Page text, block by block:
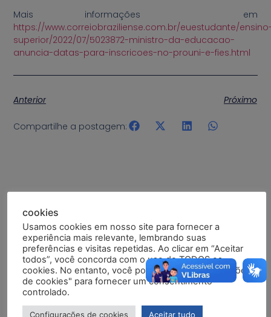
Mais informações em
https://www.correiobraziliense.com.br/euestudante/
superior/2022/07/5023872-ministro-da-educacao-
anuncia-datas-para-inscricoes-no-prouni-e-fies.html
Anterior Próximo
Compartilhe a postagem:
Postagens Relacionadas
cookies
Usamos cookies em nosso site para fornecer a
experiência mais relevante, lembrando suas
preferências e visitas repetidas. Ao clicar em “Aceitar
todos”, você concorda com o uso de TODOS os
cookies. No entanto, você pode visitar "Configurações
de cookies" para fornecer um consentimento
controlado.
Configurações de cookies Aceitar tudo